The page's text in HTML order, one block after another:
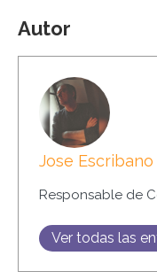
Autor
Jose Escribano
Responsable de
Ver todas las